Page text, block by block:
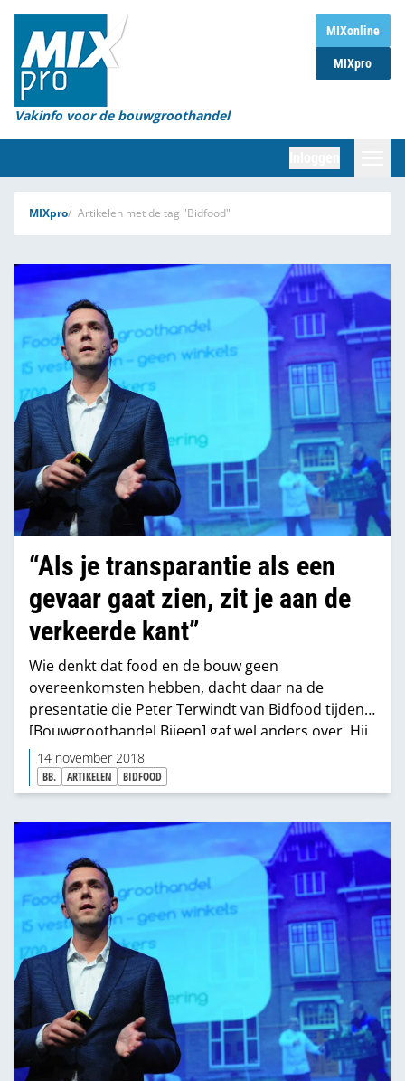
MIXonline
MIXpro
Vakinfo voor de bouwgroothandel
Home
Magazines
Organisaties
Marktcijfers
Word abonnee
Partners
MIXpro Artikelen met de tag "Bidfood"
“Als je transparantie als een
gevaar gaat zien, zit je aan de
verkeerde kant”
Wie denkt dat food en de bouw geen
overeenkomsten hebben, dacht daar na de
presentatie die Peter Terwindt van Bidfood tijdens
[Bouwgroothandel Bijeen] gaf wel anders over. Hij
nam de aanwezigen mee in de digitale
transformatie die het bedrijf doormaakte.
14 november 2018
BB. ARTIKELEN BIDFOOD